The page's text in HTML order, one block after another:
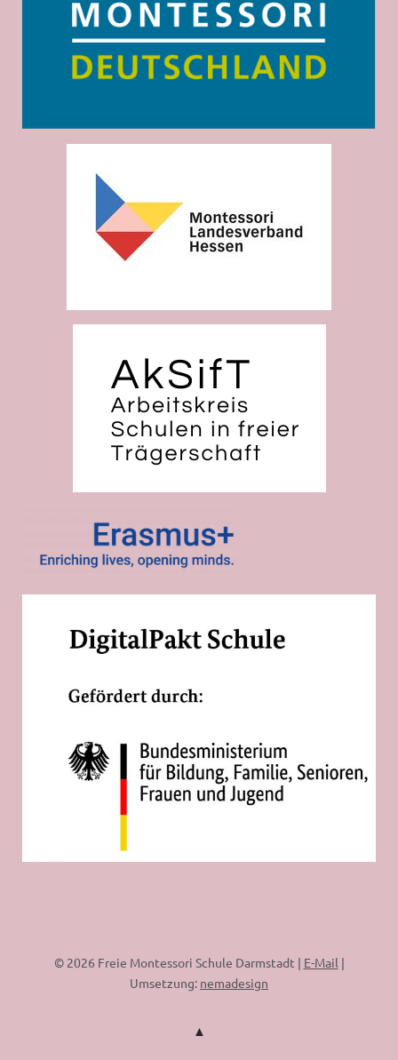
© 2026 Freie Montessori Schule Darmstadt | E-Mail |
Umsetzung: nemadesign